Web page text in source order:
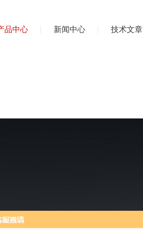
品中心 新闻中心 技术文章